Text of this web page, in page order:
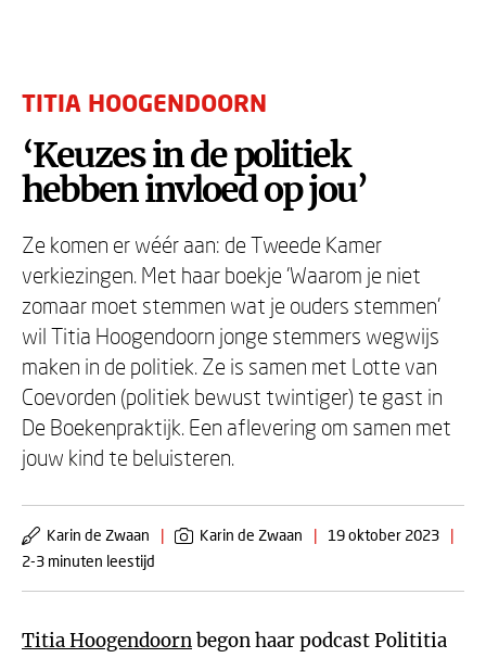
TITIA HOOGENDOORN
‘Keuzes in de politiek
hebben invloed op jou’
Ze komen er wéér aan: de Tweede Kamer
verkiezingen. Met haar boekje 'Waarom je niet
zomaar moet stemmen wat je ouders stemmen'
wil Titia Hoogendoorn jonge stemmers wegwijs
maken in de politiek. Ze is samen met Lotte van
Coevorden (politiek bewust twintiger) te gast in
De Boekenpraktijk. Een aflevering om samen met
jouw kind te beluisteren.
Karin de Zwaan | Karin de Zwaan | 19 oktober 2023
|
2-3 minuten leestijd
Titia Hoogendoornbegon haar podcast Polititia